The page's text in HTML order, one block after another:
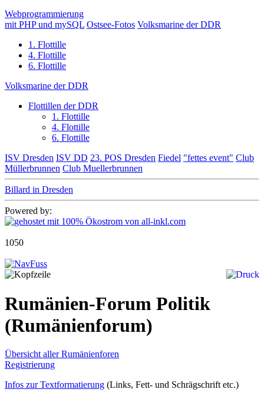
Webprogrammierung
mit PHP und mySQL Ostsee-Fotos Volksmarine der DDR
1. Flottille
4. Flottille
6. Flottille
Volksmarine der DDR
Flottillen der DDR
1. Flottille
4. Flottille
6. Flottille
ISV Dresden ISV DD 23. POS Dresden Fiedel "fettes event" Club
Müllerbrunnen Club Muellerbrunnen
Billard in Dresden
Powered by:
1050
Rumänien-Forum Politik
(Rumänienforum)
Übersicht aller Rumänienforen
Registrierung
Infos zur Textformatierung (Links, Fett- und Schrägschrift etc.)